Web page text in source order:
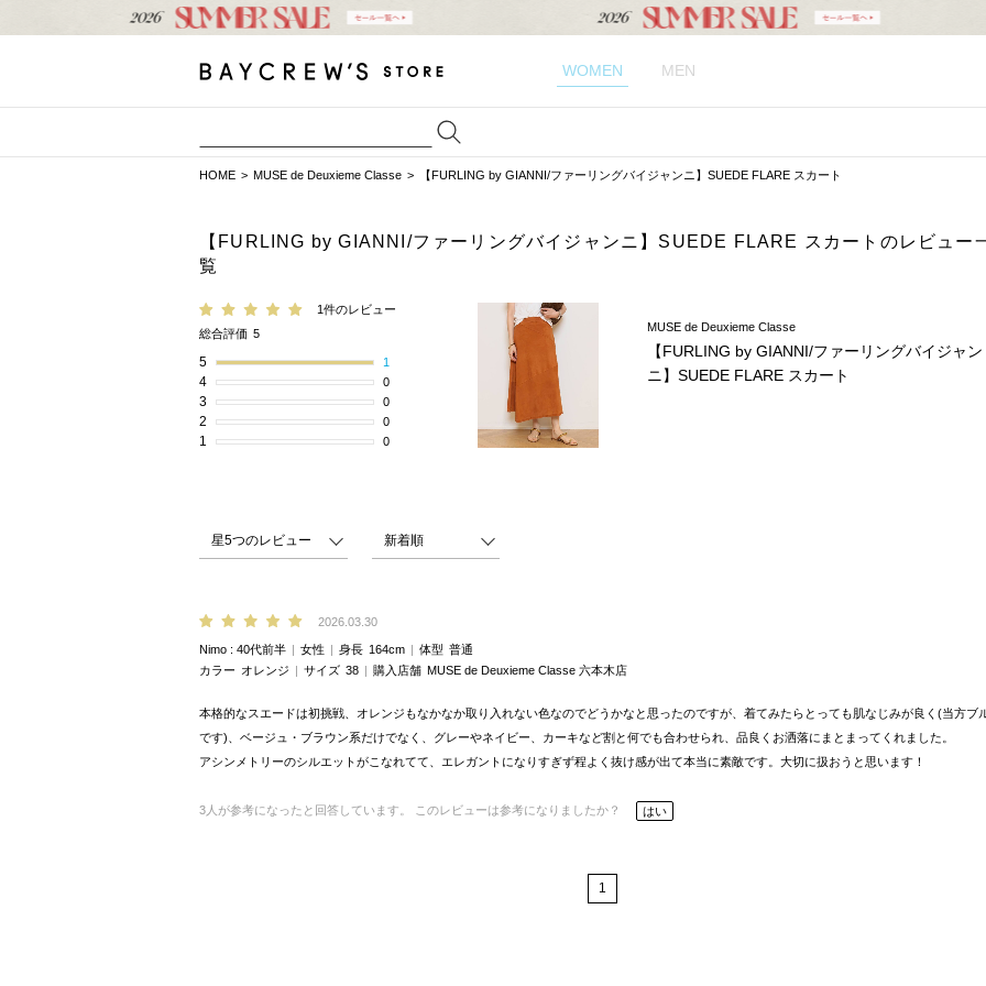
WOMEN MEN
HOME MUSE de Deuxieme Classe 【FURLING by GIANNI/ファーリングバイジャンニ】SUEDE FLARE スカート
【FURLING by GIANNI/ファーリングバイジャンニ】SUEDE FLARE スカートのレビュー
覧
1件のレビュー
総合評価 5
5 1
4 0
3 0
2 0
1 0
MUSE de Deuxieme Classe
【FURLING by GIANNI/ファーリングバイジャン
ニ】SUEDE FLARE スカート
2026.03.30
Nimo 40代前半 女性 身長 164cm 体型 普通
カラー オレンジ サイズ 38 購入店舗 MUSE de Deuxieme Classe 六本木店
本格的なスエードは初挑戦、オレンジもなかなか取り入れない色なのでどうかなと思ったのですが、着てみたらとっても肌なじみが良く(当方ブ
です)、ベージュ・ブラウン系だけでなく、グレーやネイビー、カーキなど割と何でも合わせられ、品良くお洒落にまとまってくれました。
アシンメトリーのシルエットがこなれてて、エレガントになりすぎず程よく抜け感が出て本当に素敵です。大切に扱おうと思います！
3 人が参考になったと回答しています。 このレビューは参考になりましたか？ はい
1